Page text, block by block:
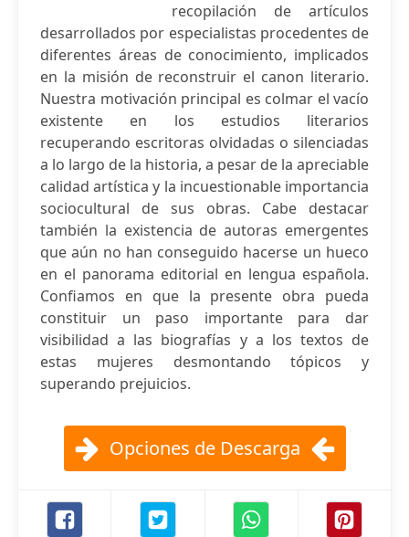
recopilación de artículos
desarrollados por especialistas procedentes de
diferentes áreas de conocimiento, implicados
en la misión de reconstruir el canon literario.
Nuestra motivación principal es colmar el vacío
existente en los estudios literarios
recuperando escritoras olvidadas o silenciadas
a lo largo de la historia, a pesar de la apreciable
calidad artística y la incuestionable importancia
sociocultural de sus obras. Cabe destacar
también la existencia de autoras emergentes
que aún no han conseguido hacerse un hueco
en el panorama editorial en lengua española.
Confiamos en que la presente obra pueda
constituir un paso importante para dar
visibilidad a las biografías y a los textos de
estas mujeres desmontando tópicos y
superando prejuicios.
Opciones de Descarga